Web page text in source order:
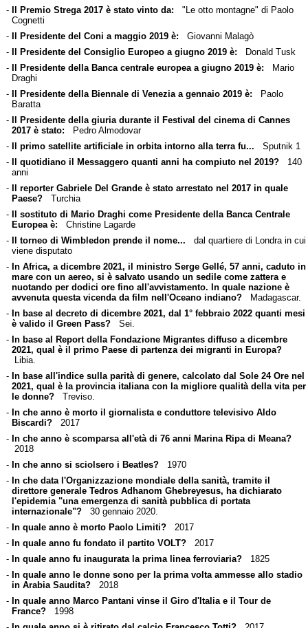
- Il Premio Strega 2017 è stato vinto da: "Le otto montagne" di Paolo
Cognetti
- Il Presidente del Coni a maggio 2019 è: Giovanni Malagò
- Il Presidente del Consiglio Europeo a giugno 2019 è: Donald Tusk
- Il Presidente della Banca centrale europea a giugno 2019 è: Mario
Draghi
- Il Presidente della Biennale di Venezia a gennaio 2019 è: Paolo
Baratta
- Il Presidente della giuria durante il Festival del cinema di Cannes
2017 è stato: Pedro Almodovar
- Il primo satellite artificiale in orbita intorno alla terra fu... Sputnik 1
- Il quotidiano il Messaggero quanti anni ha compiuto nel 2019?140
anni
- Il reporter Gabriele Del Grande è stato arrestato nel 2017 in quale
Paese?Turchia
- Il sostituto di Mario Draghi come Presidente della Banca Centrale
Europea è: Christine Lagarde
- Il torneo di Wimbledon prende il nome... dal quartiere di Londra in cui
viene disputato
- In Africa, a dicembre 2021, il ministro Serge Gellé, 57 anni, caduto in
mare con un aereo, si è salvato usando un sedile come zattera e
nuotando per dodici ore fino all'avvistamento. In quale nazione è
avvenuta questa vicenda da film nell'Oceano indiano?Madagascar.
- In base al decreto di dicembre 2021, dal 1° febbraio 2022 quanti mesi
è valido il Green Pass?Sei.
- In base al Report della Fondazione Migrantes diffuso a dicembre
2021, qual è il primo Paese di partenza dei migranti in Europa?
Libia.
- In base all'indice sulla parità di genere, calcolato dal Sole 24 Ore nel
2021, qual è la provincia italiana con la migliore qualità della vita per
le donne?Treviso.
- In che anno è morto il giornalista e conduttore televisivo Aldo
Biscardi?2017
- In che anno è scomparsa all'età di 76 anni Marina Ripa di Meana?
2018
- In che anno si sciolsero i Beatles?1970
- In che data l'Organizzazione mondiale della sanità, tramite il
direttore generale Tedros Adhanom Ghebreyesus, ha dichiarato
l'epidemia "una emergenza di sanità pubblica di portata
internazionale"?30 gennaio 2020.
- In quale anno è morto Paolo Limiti?2017
- In quale anno fu fondato il partito VOLT?2017
- In quale anno fu inaugurata la prima linea ferroviaria?1825
- In quale anno le donne sono per la prima volta ammesse allo stadio
in Arabia Saudita?2018
- In quale anno Marco Pantani vinse il Giro d'Italia e il Tour de
France?1998